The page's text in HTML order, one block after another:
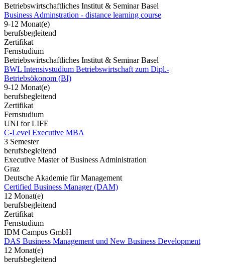
Betriebswirtschaftliches Institut & Seminar Basel
Business Adminstration - distance learning course
9-12 Monat(e)
berufsbegleitend
Zertifikat
Fernstudium
Betriebswirtschaftliches Institut & Seminar Basel
BWL Intensivstudium Betriebswirtschaft zum Dipl.-
Betriebsökonom (BI)
9-12 Monat(e)
berufsbegleitend
Zertifikat
Fernstudium
UNI for LIFE
C-Level Executive MBA
3 Semester
berufsbegleitend
Executive Master of Business Administration
Graz
Deutsche Akademie für Management
Certified Business Manager (DAM)
12 Monat(e)
berufsbegleitend
Zertifikat
Fernstudium
IDM Campus GmbH
DAS Business Management und New Business Development
12 Monat(e)
berufsbegleitend